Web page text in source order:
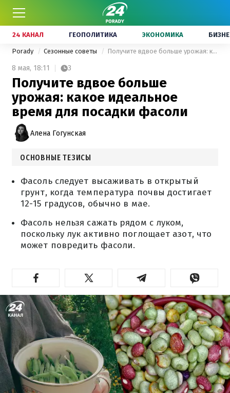
24 КАНАЛ ГЕОПОЛИТИКА ЭКОНОМИКА
Porady Сезонные советы Получите вдвое больше урожая: какое идеальное время для посадки фасоли
8 мая, 18:11 3
Получите вдвое больше
урожая: какое идеальное
время для посадки фасоли
Алена Гогунская
ОСНОВНЫЕ ТЕЗИСЫ
Фасоль следует высаживать в открытый
грунт, когда температура почвы достигает
12-15 градусов, обычно в мае.
Фасоль нельзя сажать рядом с луком,
поскольку лук активно поглощает азот, что
может повредить фасоли.